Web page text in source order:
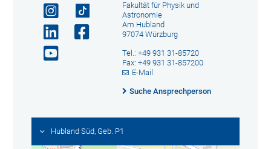
Fakultät für Physik und
Astronomie
Am Hubland
97074 Würzburg
Tel.: +49 931 31-85720
Fax: +49 931 31-857200
E-Mail
Suche Ansprechperson
Hubland Süd, Geb. P1